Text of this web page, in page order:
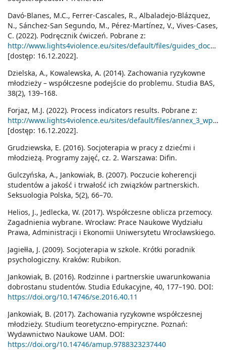
Davó-Blanes, M.C., Ferrer-Cascales, R., Albaladejo-Blázquez,
N., Sánchez-San Segundo, M., Pérez-Martínez, V., Vives-Cases,
C. (2022). Podręcznik ćwiczeń. Pobrane z:
http://www.lights4violence.eu/sites/default/files/guides_docs/podrecznik_swiczenia_z_komiksami_end_0.pdf
[dostęp: 16.12.2022].
Dzielska, A., Kowalewska, A. (2014). Zachowania ryzykowne
młodzieży – współczesne podejście do problemu. Studia BAS,
38(2), 139–168.
Forjaz, M.J. (2022). Process indicators results. Pobrane z:
http://www.lights4violence.eu/sites/default/files/annex_3_wp_3_indicators_isciii.pdf
[dostęp: 16.12.2022].
Grudziewska, E. (2016). Socjoterapia w pracy z dziećmi i
młodzieżą. Programy zajęć, cz. 2. Warszawa: Difin.
Gulczyńska, A., Jankowiak, B. (2007). Poczucie koherencji
studentów a jakość i trwałość ich związków partnerskich.
Seksuologia Polska, 5(2), 66–70.
Helios, J., Jedlecka, W. (2017). Współczesne oblicza przemocy.
Zagadnienia wybrane. Wrocław: Prace Naukowe Wydziału
Prawa, Administracji i Ekonomii Uniwersytetu Wrocławskiego.
Jagiełła, J. (2009). Socjoterapia w szkole. Krótki poradnik
psychologiczny. Kraków: Rubikon.
Jankowiak, B. (2016). Rodzinne i partnerskie uwarunkowania
dobrostanu studentów. Studia Edukacyjne, 40, 177–190. DOI:
https://doi.org/10.14746/se.2016.40.11
Jankowiak, B. (2017). Zachowania ryzykowne współczesnej
młodzieży. Studium teoretyczno-empiryczne. Poznań:
Wydawnictwo Naukowe UAM. DOI:
https://doi.org/10.14746/amup.9788323237440